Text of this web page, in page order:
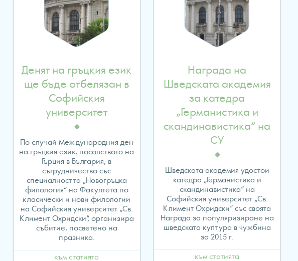
/home/evropawo/www/www/wp-
content/themes/fes/archive.php
on
Warning:
Attempt
to
Денят на гръцкия език
ще бъде отбелязан в
Софийския
университет
По случай Международния ден
на гръцкия език, посолството на
Гърция в България, в
сътрудничество със
специалността „Новогръцка
филология“ на Факултета по
класически и нови филологии
на Софийския университет „Св.
Климент Охридски“, организира
събитие, посветено на
празника.
към статията
Награда на
Шведската академия
за катедра
„Германистика и
скандинавистика“ на
СУ
Шведската академия удостои
катедра „Германистика и
скандинавистика“ на
Софийския университет „Св.
Климент Охридски“ със своята
Награда за популяризиране на
шведската култура в чужбина
за 2015 г.
към статията